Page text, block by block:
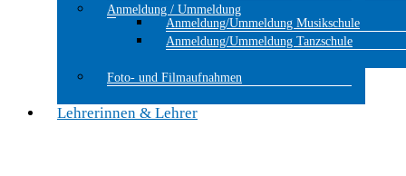
Anmeldung / Ummeldung
Anmeldung/Ummeldung Musikschule
Anmeldung/Ummeldung Tanzschule
Foto- und Filmaufnahmen
Lehrerinnen & Lehrer